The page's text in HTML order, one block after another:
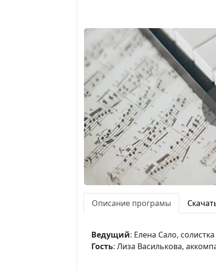
Описание програмы
Ведущий: Елена Сало,
Гость: Лиза Василькова,